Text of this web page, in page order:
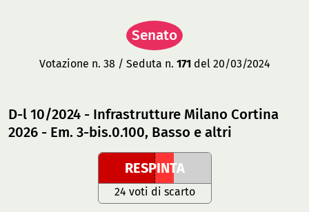
Senato
Votazione n. 38 / Seduta n. 171del 20/03/2024
D-l 10/2024 - Infrastrutture Milano Cortina
2026 - Em. 3-bis.0.100, Basso e altri
RESPINTA
24 voti di scarto